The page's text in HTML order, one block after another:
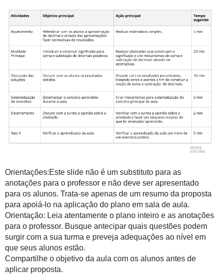
Orientações:Este slide não é um substituto para as
anotações para o professor e não deve ser apresentado
para os alunos. Trata-se apenas de um resumo da proposta
para apoiá-lo na aplicação do plano em sala de aula.
Orientação: Leia atentamente o plano inteiro e as anotações
para o professor. Busque antecipar quais questões podem
surgir com a sua turma e preveja adequações ao nível em
que seus alunos estão.
Compartilhe o objetivo da aula com os alunos antes de
aplicar proposta.